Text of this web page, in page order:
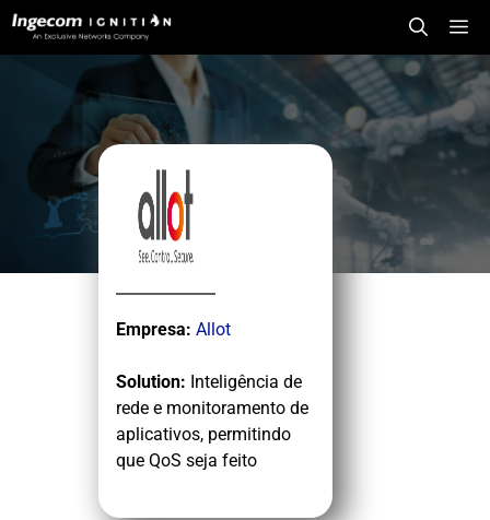
Saltar
para
Empresa: Allot
Solution: Inteligência de
rede e monitoramento de
aplicativos, permitindo
que QoS seja feito